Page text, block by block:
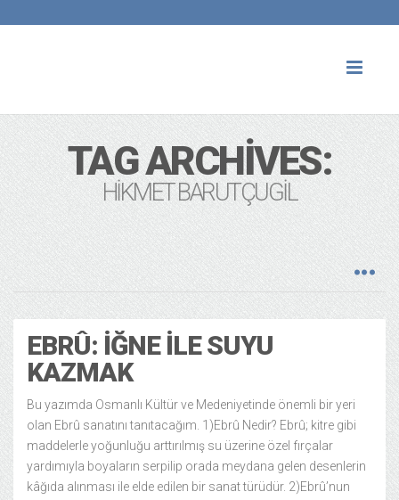
TAG ARCHIVES:
HIKMET BARUTÇUGIL
EBRÛ: İĞNE ILE SUYU
KAZMAK
Bu yazımda Osmanlı Kültür ve Medeniyetinde önemli bir yeri
olan Ebrû sanatını tanıtacağım. 1)Ebrû Nedir? Ebrû; kitre gibi
maddelerle yoğunluğu arttırılmış su üzerine özel fırçalar
yardımıyla boyaların serpilip orada meydana gelen desenlerin
kâğıda alınması ile elde edilen bir sanat türüdür. 2)Ebrû’nun